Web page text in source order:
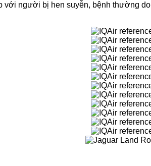
người bị hen suyễn, bệnh thường